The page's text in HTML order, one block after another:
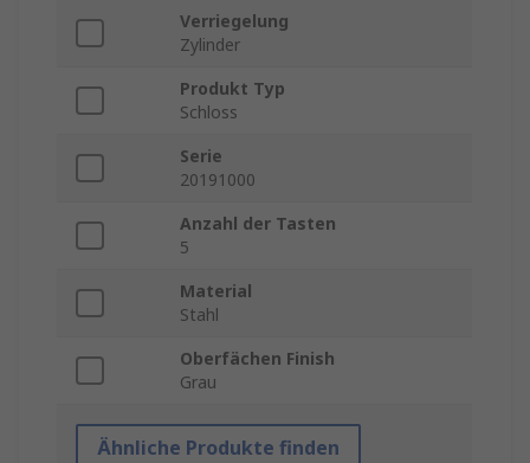
Verriegelung
Zylinder
Produkt Typ
Schloss
Serie
20191000
Anzahl der Tasten
5
Material
Stahl
Oberfächen Finish
Grau
Ähnliche Produkte finden